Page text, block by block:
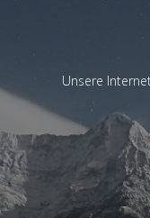
Unsere